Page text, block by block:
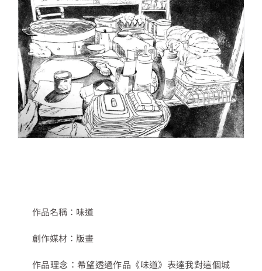
作品名稱：味道
創作媒材：版畫
作品理念：希望透過作品《味道》表達我對這個城